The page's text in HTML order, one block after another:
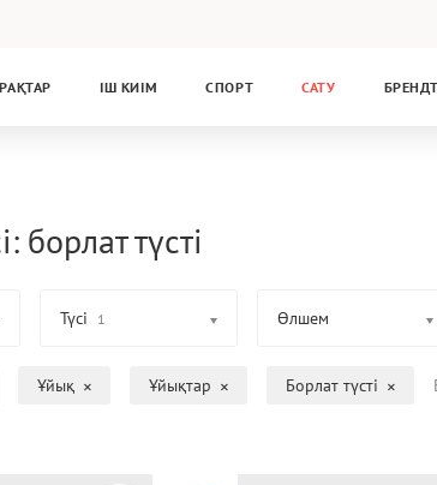
ІШ КИІМ СПОРТ САТУ
борлат түсті
Түсі 1 Өлшем
Ұйық Ұйықтар Борлат түсті